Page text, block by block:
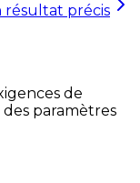
résultat précis
de
paramètres